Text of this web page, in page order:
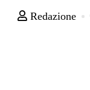
Redazione